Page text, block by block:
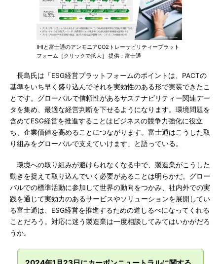
IHIと富士通のアンモニアCO2トレーサビリティープラット
フォーム［クリックで拡大］ 提供：富士通
長島氏は「ESG経営プラットフォームのポイントは、PACTの
基準をいち早く盛り込んでそれを実効性のある形で実装できたこ
とです。グローバルで信頼性があるサステナビリティー関連デー
タを集め、最適な経営判断を下せるようになります。環境問題を
含めてESG経営を推進することはビジネスの競争力強化に役立
ち、企業価値を高めることにつながります。富士通はこうした取
り組みをグローバルで支えていけます」と語っている。
環境への取り組みが避けられなくなる中で、製造業がこうした
動きを捉えて取り込んでいく必要があることは明らかだ。グロー
バルでの標準活動に参加して世界の動向をつかみ、社内外での実
践を通じて実効力のあるサービスやソリューションを展開してい
る富士通は、ESG経営を推進するための道しるべになってくれる
ことだろう。対応に迷う製造業は一度相談してみてはいかがだろ
うか。